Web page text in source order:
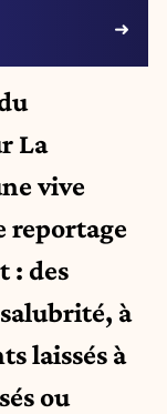
La
vive
reportage
: des
à
laissés à
ou